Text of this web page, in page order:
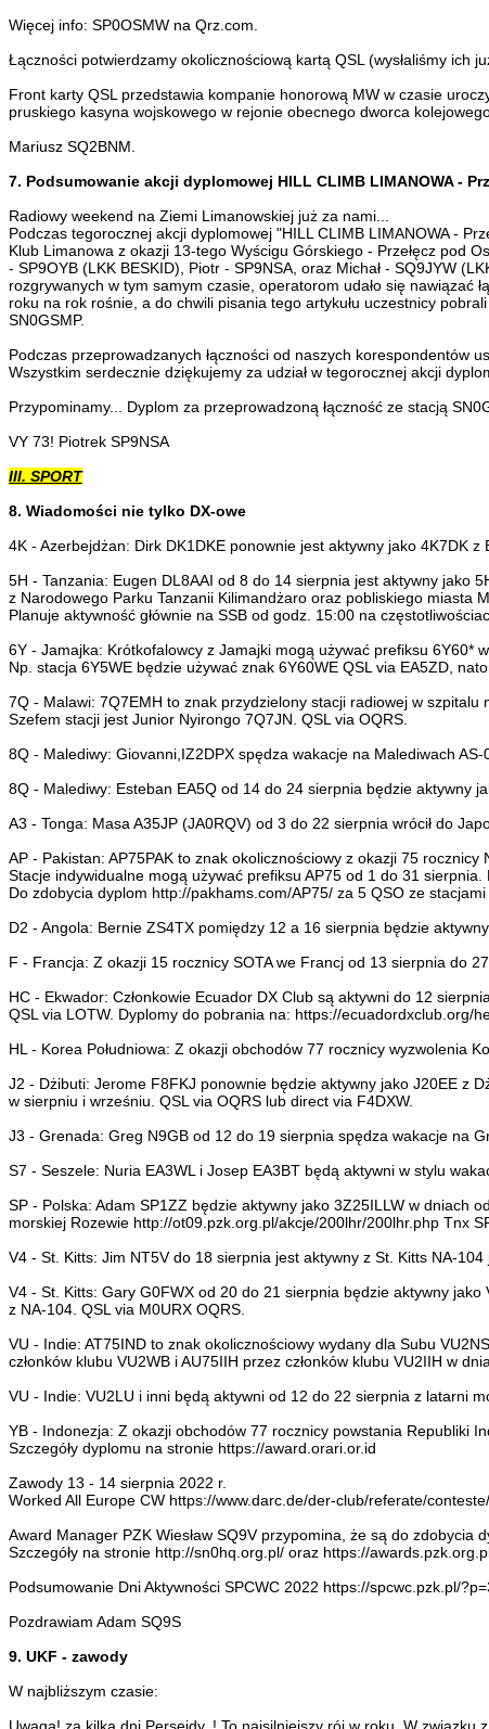
Więcej info: SP0OSMW na Qrz.com.
Łączności potwierdzamy okolicznościową kartą QSL (wysłaliśmy ich
Front karty QSL przedstawia kompanie honorową MW w czasie
pruskiego kasyna wojskowego w rejonie obecnego dworca
Mariusz SQ2BNM.
7. Podsumowanie akcji dyplomowej HILL CLIMB LIMANOWA -
Radiowy weekend na Ziemi Limanowskiej już za nami...
Podczas tegorocznej akcji dyplomowej "HILL CLIMB LIMANOWA -
Klub Limanowa z okazji 13-tego Wyścigu Górskiego - Przełęcz pod
- SP9OYB (LKK BESKID), Piotr - SP9NSA, oraz Michał - SQ9JYW
rozgrywanych w tym samym czasie, operatorom udało się nawiązać
roku na rok rośnie, a do chwili pisania tego artykułu uczestnicy
SN0GSMP.
Podczas przeprowadzanych łączności od naszych korespondentów
Wszystkim serdecznie dziękujemy za udział w tegorocznej akcji
Przypominamy... Dyplom za przeprowadzoną łączność ze stacją
VY 73! Piotrek SP9NSA
III. SPORT
8. Wiadomości nie tylko DX-owe
4K - Azerbejdżan: Dirk DK1DKE ponownie jest aktywny jako 4K7DK z
5H - Tanzania: Eugen DL8AAI od 8 do 14 sierpnia jest aktywny jako
z Narodowego Parku Tanzanii Kilimandżaro oraz pobliskiego miasta
Planuje aktywność głównie na SSB od godz. 15:00 na
6Y - Jamajka: Krótkofalowcy z Jamajki mogą używać prefiksu 6Y60*
Np. stacja 6Y5WE będzie używać znak 6Y60WE QSL via EA5ZD,
7Q - Malawi: 7Q7EMH to znak przydzielony stacji radiowej w szpitalu
Szefem stacji jest Junior Nyirongo 7Q7JN. QSL via OQRS.
8Q - Malediwy: Giovanni,IZ2DPX spędza wakacje na Malediwach
8Q - Malediwy: Esteban EA5Q od 14 do 24 sierpnia będzie aktywny
A3 - Tonga: Masa A35JP (JA0RQV) od 3 do 22 sierpnia wrócił do
AP - Pakistan: AP75PAK to znak okolicznościowy z okazji 75 rocznicy
Stacje indywidualne mogą używać prefiksu AP75 od 1 do 31 sierpnia.
Do zdobycia dyplom http://pakhams.com/AP75/ za 5 QSO ze stacjami
D2 - Angola: Bernie ZS4TX pomiędzy 12 a 16 sierpnia będzie
F - Francja: Z okazji 15 rocznicy SOTA we Francj od 13 sierpnia do
HC - Ekwador: Członkowie Ecuador DX Club są aktywni do 12
QSL via LOTW. Dyplomy do pobrania na: https://ecuadordxclub.org/
HL - Korea Południowa: Z okazji obchodów 77 rocznicy wyzwolenia
J2 - Dżibuti: Jerome F8FKJ ponownie będzie aktywny jako J20EE z
w sierpniu i wrześniu. QSL via OQRS lub direct via F4DXW.
J3 - Grenada: Greg N9GB od 12 do 19 sierpnia spędza wakacje na
S7 - Seszele: Nuria EA3WL i Josep EA3BT będą aktywni w stylu
SP - Polska: Adam SP1ZZ będzie aktywny jako 3Z25ILLW w dniach
morskiej Rozewie http://ot09.pzk.org.pl/akcje/200lhr/200lhr.php Tnx
V4 - St. Kitts: Jim NT5V do 18 sierpnia jest aktywny z St. Kitts NA-104
V4 - St. Kitts: Gary G0FWX od 20 do 21 sierpnia będzie aktywny jako
z NA-104. QSL via M0URX OQRS.
VU - Indie: AT75IND to znak okolicznościowy wydany dla Subu
członków klubu VU2WB i AU75IIH przez członków klubu VU2IIH w
VU - Indie: VU2LU i inni będą aktywni od 12 do 22 sierpnia z latarni
YB - Indonezja: Z okazji obchodów 77 rocznicy powstania Republiki
Szczegóły dyplomu na stronie https://award.orari.or.id
Zawody 13 - 14 sierpnia 2022 r.
Worked All Europe CW https://www.darc.de/der-club/referate/
Award Manager PZK Wiesław SQ9V przypomina, że są do zdobycia
Szczegóły na stronie http://sn0hq.org.pl/ oraz https://
Podsumowanie Dni Aktywności SPCWC 2022 https://spcwc.pzk.pl/
Pozdrawiam Adam SQ9S
9. UKF - zawody
W najbliższym czasie: